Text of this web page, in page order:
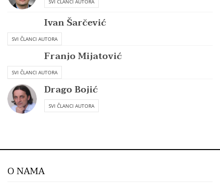
SVI ČLANCI AUTORA
Ivan Šarčević
SVI ČLANCI AUTORA
Franjo Mijatović
SVI ČLANCI AUTORA
Drago Bojić
SVI ČLANCI AUTORA
O NAMA